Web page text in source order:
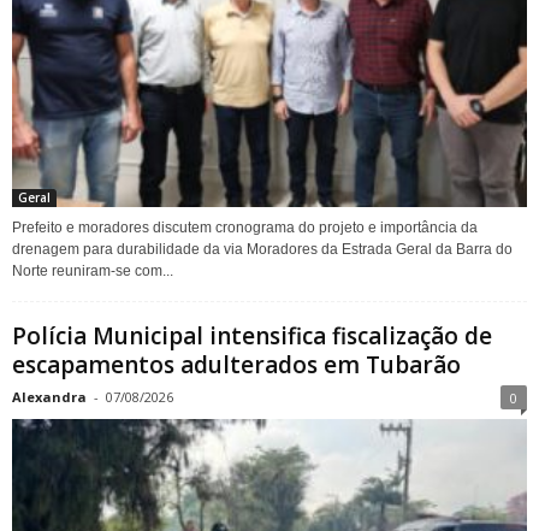
Geral
Prefeito e moradores discutem cronograma do projeto e importância da
drenagem para durabilidade da via Moradores da Estrada Geral da Barra do
Norte reuniram-se com...
Polícia Municipal intensifica fiscalização de
escapamentos adulterados em Tubarão
Alexandra - 07/08/2026 0